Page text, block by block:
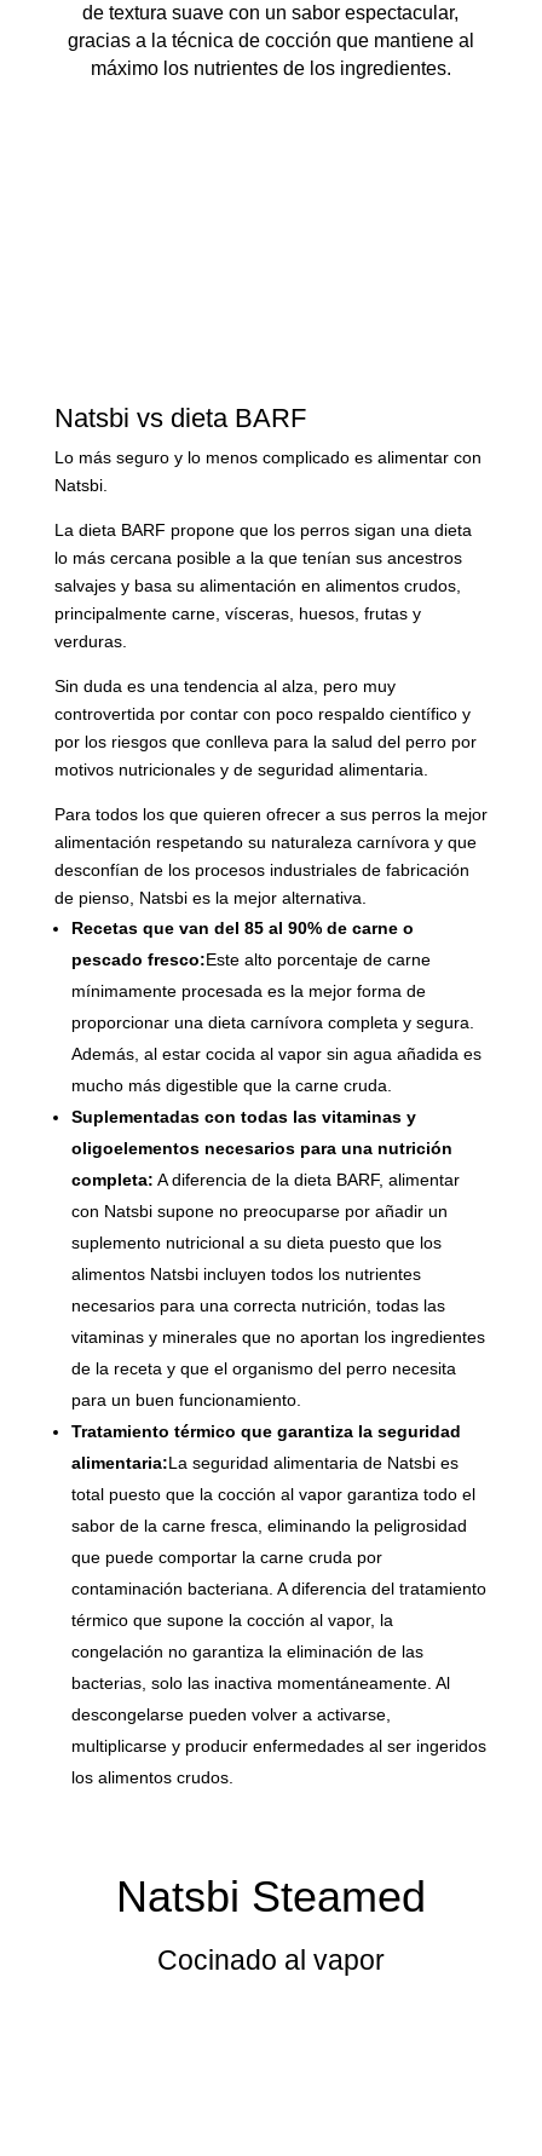
de textura suave con un sabor espectacular,
gracias a la técnica de cocción que mantiene al
máximo los nutrientes de los ingredientes.
Natsbi vs dieta BARF
Lo más seguro y lo menos complicado es alimentar con
Natsbi.
La dieta BARF propone que los perros sigan una dieta
lo más cercana posible a la que tenían sus ancestros
salvajes y basa su alimentación en alimentos crudos,
principalmente carne, vísceras, huesos, frutas y
verduras.
Sin duda es una tendencia al alza, pero muy
controvertida por contar con poco respaldo científico y
por los riesgos que conlleva para la salud del perro por
motivos nutricionales y de seguridad alimentaria.
Para todos los que quieren ofrecer a sus perros la mejor
alimentación respetando su naturaleza carnívora y que
desconfían de los procesos industriales de fabricación
de pienso, Natsbi es la mejor alternativa.
Recetas que van del 85 al 90% de carne o
pescado fresco:Este alto porcentaje de carne
mínimamente procesada es la mejor forma de
proporcionar una dieta carnívora completa y segura.
Además, al estar cocida al vapor sin agua añadida es
mucho más digestible que la carne cruda.
Suplementadas con todas las vitaminas y
oligoelementos necesarios para una nutrición
completa: A diferencia de la dieta BARF, alimentar
con Natsbi supone no preocuparse por añadir un
suplemento nutricional a su dieta puesto que los
alimentos Natsbi incluyen todos los nutrientes
necesarios para una correcta nutrición, todas las
vitaminas y minerales que no aportan los ingredientes
de la receta y que el organismo del perro necesita
para un buen funcionamiento.
Tratamiento térmico que garantiza la seguridad
alimentaria:La seguridad alimentaria de Natsbi es
total puesto que la cocción al vapor garantiza todo el
sabor de la carne fresca, eliminando la peligrosidad
que puede comportar la carne cruda por
contaminación bacteriana. A diferencia del tratamiento
térmico que supone la cocción al vapor, la
congelación no garantiza la eliminación de las
bacterias, solo las inactiva momentáneamente. Al
descongelarse pueden volver a activarse,
multiplicarse y producir enfermedades al ser ingeridos
los alimentos crudos.
Natsbi Steamed
Cocinado al vapor